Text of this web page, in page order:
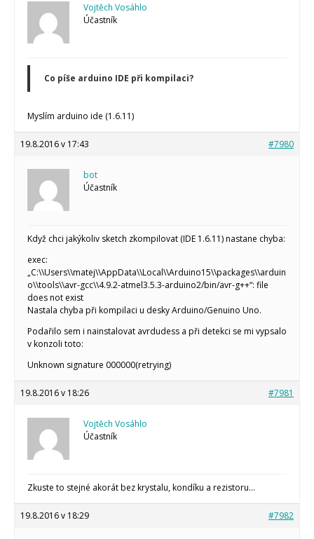
Vojtěch Vosáhlo
Účastník
Co píše arduino IDE při kompilaci?
Myslím arduino ide (1.6.11)
19.8.2016 v 17:43 #7980
bot
Účastník
Když chci jakýkoliv sketch zkompilovat (IDE 1.6.11) nastane chyba:
exec:
„C:\\Users\\matej\\AppData\\Local\\Arduino15\\packages\\arduin
o\\tools\\avr-gcc\\4.9.2-atmel3.5.3-arduino2/bin/avr-g++“: file
does not exist
Nastala chyba při kompilaci u desky Arduino/Genuino Uno.
Podařilo sem i nainstalovat avrdudess a při detekci se mi vypsalo
v konzoli toto:
Unknown signature 000000(retrying)
19.8.2016 v 18:26 #7981
Vojtěch Vosáhlo
Účastník
Zkuste to stejné akorát bez krystalu, kondíku a rezistoru…
19.8.2016 v 18:29 #7982